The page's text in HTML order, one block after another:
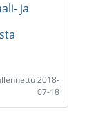
ja
2018-
07-18